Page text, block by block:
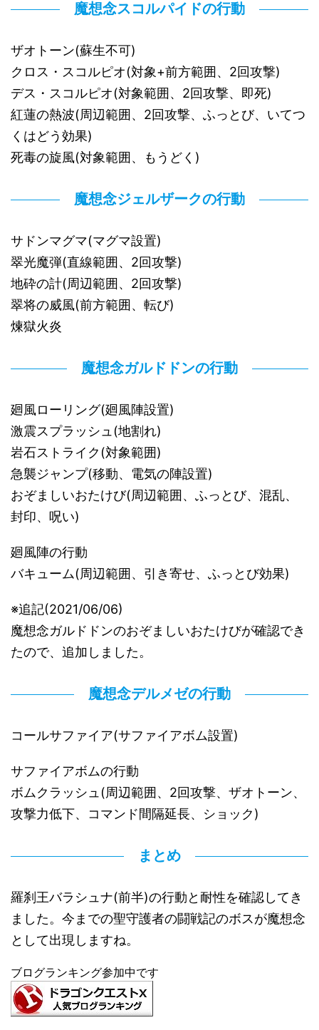
魔想念スコルパイドの行動
ザオトーン(蘇生不可)
クロス・スコルピオ(対象+前方範囲、2回攻撃)
デス・スコルピオ(対象範囲、2回攻撃、即死)
紅蓮の熱波(周辺範囲、2回攻撃、ふっとび、いてつ
くはどう効果)
死毒の旋風(対象範囲、もうどく)
魔想念ジェルザークの行動
サドンマグマ(マグマ設置)
翠光魔弾(直線範囲、2回攻撃)
地砕の計(周辺範囲、2回攻撃)
翠将の威風(前方範囲、転び)
煉獄火炎
魔想念ガルドドンの行動
廻風ローリング(廻風陣設置)
激震スプラッシュ(地割れ)
岩石ストライク(対象範囲)
急襲ジャンプ(移動、電気の陣設置)
おぞましいおたけび(周辺範囲、ふっとび、混乱、
封印、呪い)
廻風陣の行動
バキューム(周辺範囲、引き寄せ、ふっとび効果)
※追記(2021/06/06)
魔想念ガルドドンのおぞましいおたけびが確認でき
たので、追加しました。
魔想念デルメゼの行動
コールサファイア(サファイアボム設置)
サファイアボムの行動
ボムクラッシュ(周辺範囲、2回攻撃、ザオトーン、
攻撃力低下、コマンド間隔延長、ショック)
まとめ
羅刹王バラシュナ(前半)の行動と耐性を確認してき
ました。今までの聖守護者の闘戦記のボスが魔想念
として出現しますね。
ブログランキング参加中です